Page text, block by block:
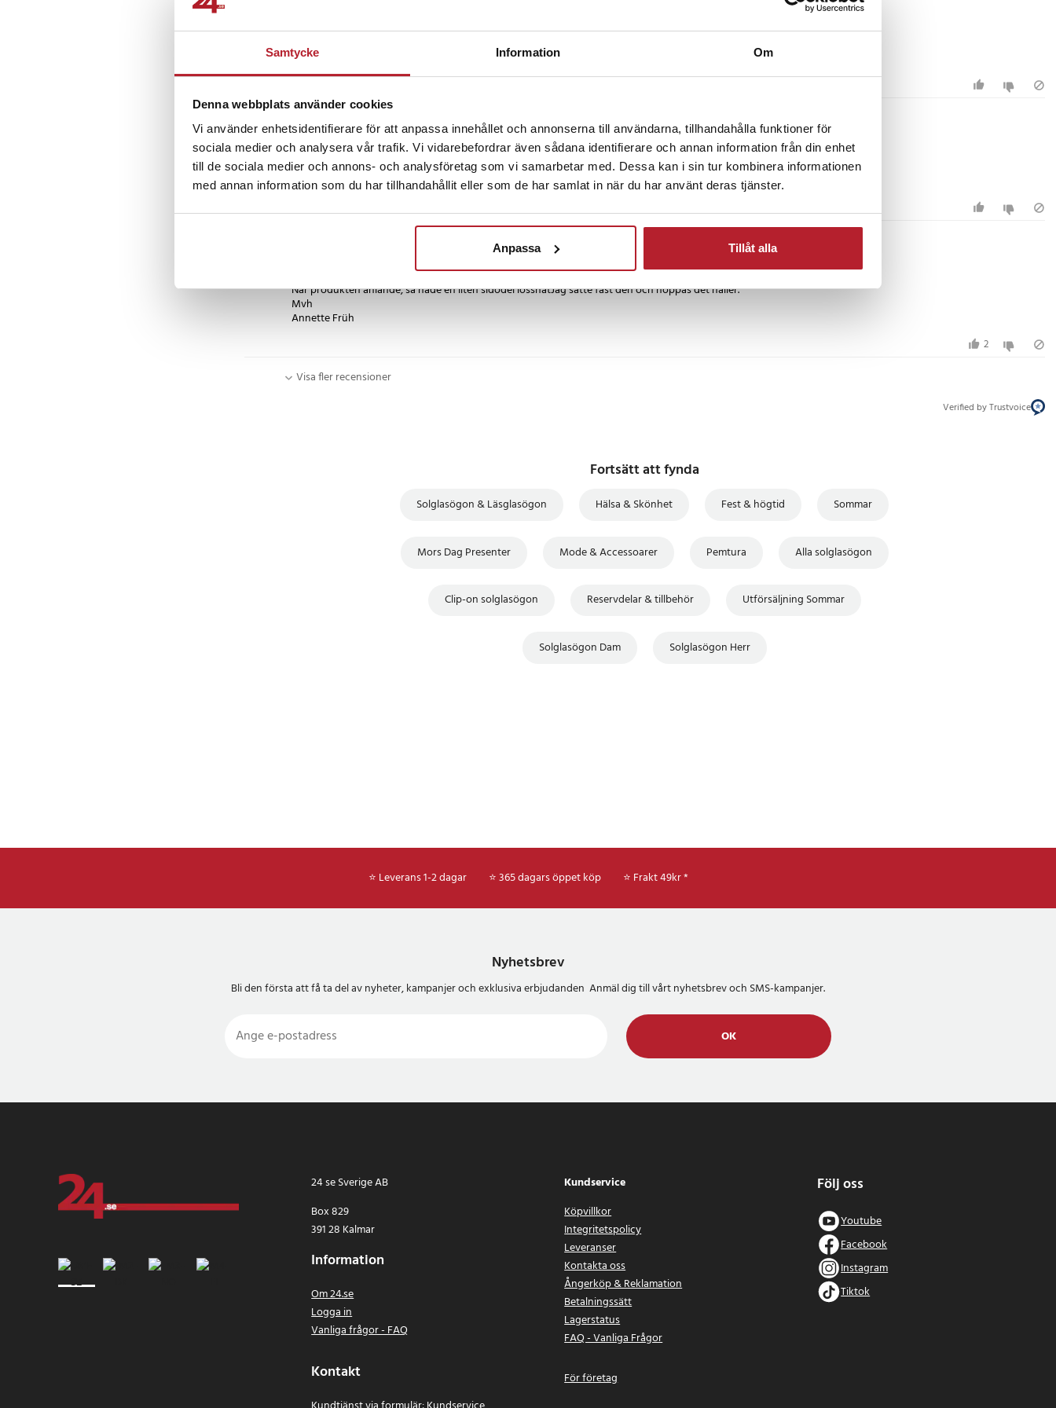
Samtycke Information Om
Denna webbplats använder cookies
Vi använder enhetsidentifierare för att anpassa innehållet och annonserna till användarna, tillhandahålla funktioner för
sociala medier och analysera vår trafik. Vi vidarebefordrar även sådana identifierare och annan information från din enhet
till de sociala medier och annons- och analysföretag som vi samarbetar med. Dessa kan i sin tur kombinera informationen
med annan information som du har tillhandahållit eller som de har samlat in när du har använt deras tjänster.
Anpassa Tillåt alla
För mörka glas
H Hans • 1 år sedan
Bra filter klass 3.
Mindre glasögon får lätt plats under.
När produkten anlände, så hade en liten sidodel lossnatJag satte fast den och hoppas det håller.
Mvh
Annette Früh
2
Visa fler recensioner
Verified by Trustvoice
Fortsätt att fynda
Solglasögon & Läsglasögon Hälsa & Skönhet Fest & högtid Sommar
Mors Dag Presenter Mode & Accessoarer Pemtura Alla solglasögon
Clip-on solglasögon Reservdelar & tillbehör Utförsäljning Sommar
Solglasögon Dam Solglasögon Herr
⭐ Leverans 1-2 dagar ⭐ 365 dagars öppet köp ⭐ Frakt 49kr *
Nyhetsbrev
Bli den första att få ta del av nyheter, kampanjer och exklusiva erbjudanden Anmäl dig till vårt nyhetsbrev och SMS-kampanjer.
OK
24 se Sverige AB
Box 829
391 28 Kalmar
Information
Om 24.se
Logga in
Vanliga frågor - FAQ
Kontakt
Kundservice
Köpvillkor
Integritetspolicy
Leveranser
Kontakta oss
Ångerköp & Reklamation
Betalningssätt
Lagerstatus
FAQ - Vanliga Frågor
För företag
Följ oss
Youtube
Facebook
Instagram
Tiktok